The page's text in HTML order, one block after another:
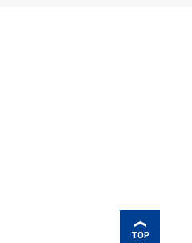
TOP